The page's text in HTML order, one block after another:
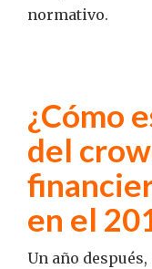
normativo.
¿Cómo
del
en el
Un año después,